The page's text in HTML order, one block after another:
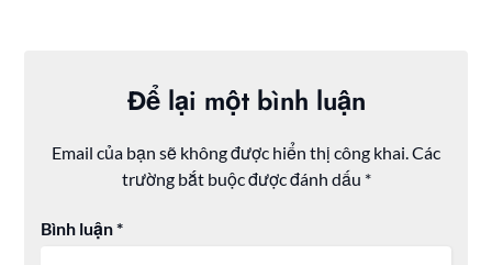
Để lại một bình luận
Email của bạn sẽ không được hiển thị công khai. Các
trường bắt buộc được đánh dấu *
Bình luận*